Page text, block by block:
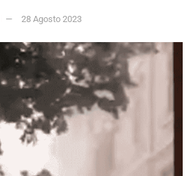
28 Agosto 2023